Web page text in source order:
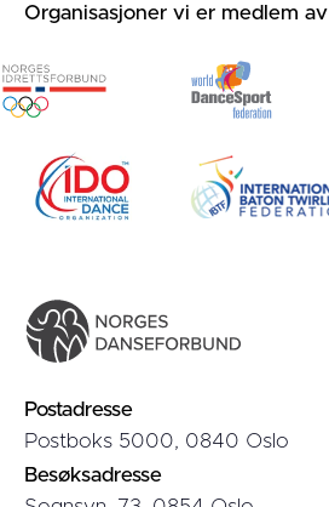
Organisasjoner vi er medlem av
Postadresse
Postboks 5000, 0840 Oslo
Besøksadresse